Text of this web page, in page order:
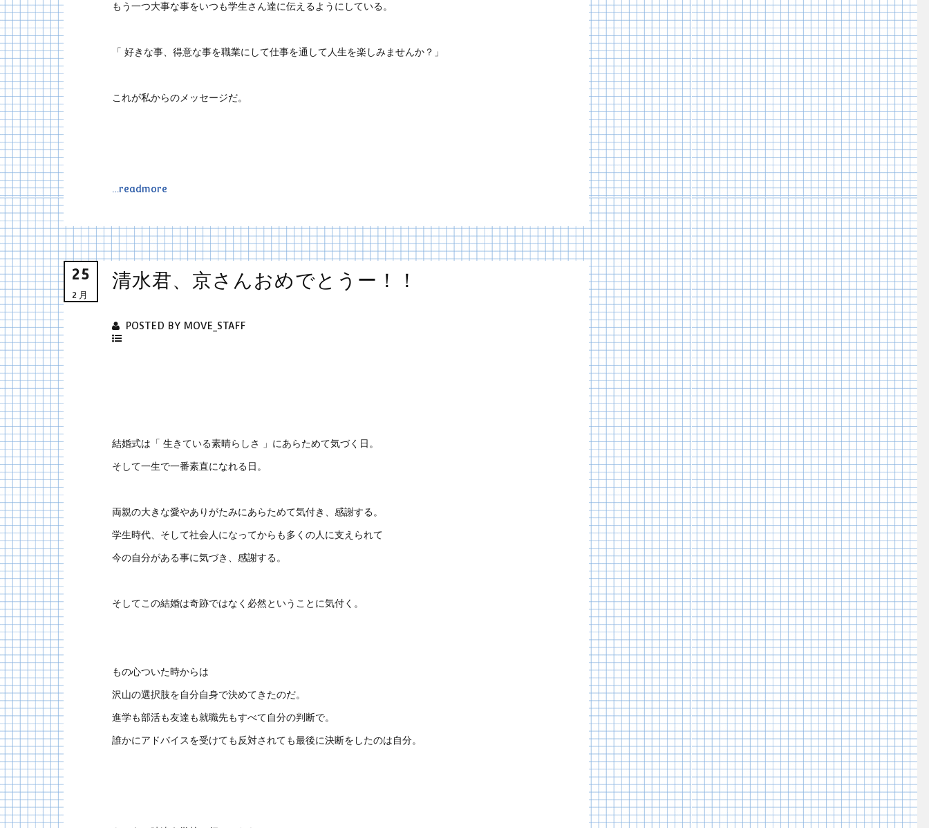
もう一つ大事な事をいつも学生さん達に伝えるようにしている。
「 好きな事、得意な事を職業にして仕事を通して人生を楽しみませんか？」
これが私からのメッセージだ。
…readmore
25
2月
清水君、京さんおめでとうー！！
POSTED BY MOVE_STAFF
結婚式は「 生きている素晴らしさ 」にあらためて気づく日。
そして一生で一番素直になれる日。
両親の大きな愛やありがたみにあらためて気付き、感謝する。
学生時代、そして社会人になってからも多くの人に支えられて
今の自分がある事に気づき、感謝する。
そしてこの結婚は奇跡ではなく必然ということに気付く。
もの心ついた時からは
沢山の選択肢を自分自身で決めてきたのだ。
進学も部活も友達も就職先もすべて自分の判断で。
誰かにアドバイスを受けても反対されても最後に決断をしたのは自分。